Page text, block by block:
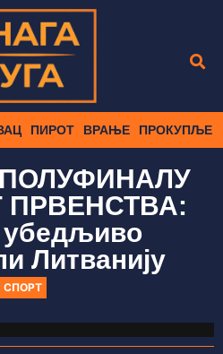
ПИРОТ ВРАЊЕ ПРОКУПЉЕ
ПРВЕНСТВА:
убедљиво
Литванију
СПОРТ